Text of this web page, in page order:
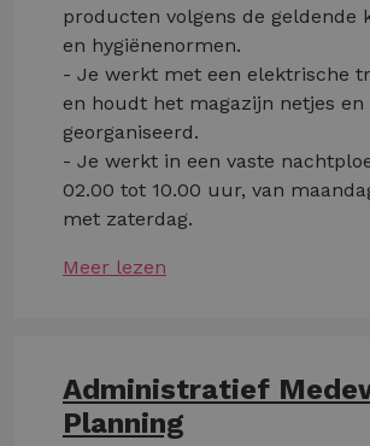
producten volgens de geldende
en hygiënenormen.
- Je werkt met een elektrische
en houdt het magazijn netjes en
georganiseerd.
- Je werkt in een vaste
02.00 tot 10.00 uur, van
met zaterdag.
Meer lezen
Administratief
Planning